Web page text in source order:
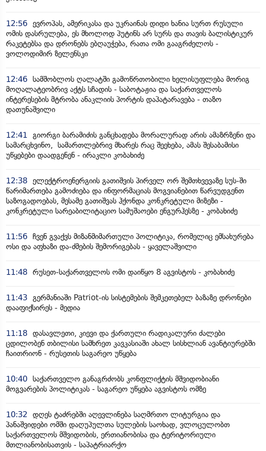
12:56 ევროპას, ამერიკასა და უკრაინას დიდი ხანია სურთ რუსული
ომის დასრულება, ეს მხოლოდ პუტინს არ სურს და თავის ბალისტიკურ
რაკეტებსა და დრონებს ებღაუჭება, რათა ომი გააგრძელოს -
ვოლოდიმირ ზელენსკი
12:46 სამშობლოს ღალატში გამოწრთობილი ხელისუფლება მორიგ
მოღალატეობრივ აქტს სჩადის - საბოტაჟია და საქართველოს
ინტერესების მტრობა ანაკლიის პორტის დაპატარავება - თაზო
დათუნაშვილი
12:41 გიორგი ბარამიძის განცხადება მორალურად არის ამაზრზენი და
სამარცხვინო, სამართლებრივ მხარეს რაც შეეხება, ამას შესაბამისი
უწყებები დაადგენენ - ირაკლი კობახიძე
12:38 ელექტროენერგიის გათიშვის პირველ ორ შემთხვევაზე სუს-ში
წარიმართება გამოძიება და ინფორმაციას მოგვიანებით წარვუდგენთ
საზოგადოებას, მესამე გათიშვას ჰქონდა კონკრეტული მიზეზი -
კონკრეტული სარეაბილიტაციო სამუშაოები ენგურჰესზე - კობახიძე
11:56 ჩვენ გვაქვს მიზანმიმართული პოლიტიკა, რომელიც ემსახურება
ოსი და აფხაზი და-ძმების შემორიგებას - ყაველაშვილი
11:48 რუსეთ-საქართველოს ომი დაიწყო 8 აგვისტოს - კობახიძე
11:43 გერმანიაში Patriot-ის სისტემების შემკეთებელ ბაზაზე დრონები
დააფიქსირეს - მედია
11:18 დასავლეთი, კიევი და ქართული რადიკალური ძალები
ცდილობენ თბილისი სამხრეთ კავკასიაში ახალ სისხლიან ავანტიურებში
ჩაითრიონ - რუსეთის საგარეო უწყება
10:40 საქართველო განაგრძობს კონფლიქტის მშვიდობიანი
მოგვარების პოლიტიკას - საგარეო უწყება აგვისტოს ომზე
10:32 დღეს ტაძრებში აღევლინება საღმრთო ლიტურგია და
პანაშვიდები ომში დაღუპულთა სულების საოხად, ვლოცულობთ
საქართველოს მშვიდობის, ერთიანობისა და ტერიტორიული
მთლიანობისათვის - საპატრიარქო